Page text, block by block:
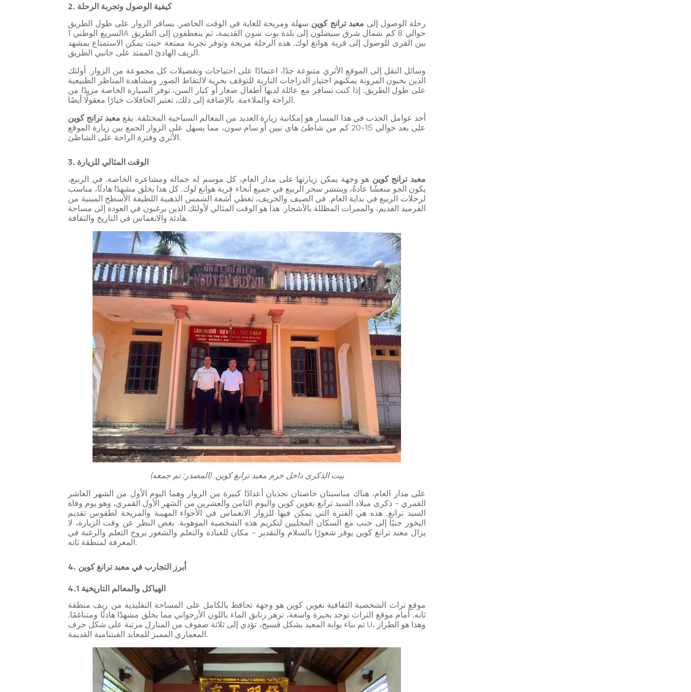
2. كيفية الوصول وتجربة الرحلة
رحلة الوصول إلى معبد ترانج كوين سهلة ومريحة للغاية في الوقت الحاضر. يسافر الزوار على طول الطريق
السريع الوطني 1A حوالي 8 كم شمال شرق سيصلون إلى بلدة بوت سون القديمة، ثم ينعطفون إلى الطريق
بين القرى للوصول إلى قرية هوانغ لوك. هذه الرحلة مريحة وتوفر تجربة ممتعة حيث يمكن الاستمتاع بمشهد
الريف الهادئ الممتد على جانبي الطريق.
وسائل النقل إلى الموقع الأثري متنوعة جدًا، اعتمادًا على احتياجات وتفضيلات كل مجموعة من الزوار. أولئك
الذين يحبون المرونة يمكنهم اختيار الدراجات النارية للتوقف بحرية لالتقاط الصور ومشاهدة المناظر الطبيعية
على طول الطريق. إذا كنت تسافر مع عائلة لديها أطفال صغار أو كبار السن، توفر السيارة الخاصة مزيدًا من
الراحة والملاءمة. بالإضافة إلى ذلك، تعتبر الحافلات خيارًا معقولًا أيضًا.
أحد عوامل الجذب في هذا المسار هو إمكانية زيارة العديد من المعالم السياحية المختلفة. يقع معبد ترانج كوين
على بعد حوالي 15-20 كم من شاطئ هاي تيين أو سام سون، مما يسهل على الزوار الجمع بين زيارة الموقع
الأثري وفترة الراحة على الشاطئ.
3. الوقت المثالي للزيارة
معبد ترانج كوين هو وجهة يمكن زيارتها على مدار العام، كل موسم له جماله ومشاعره الخاصة. في الربيع،
يكون الجو منعشًا عادةً، وينتشر سحر الربيع في جميع أنحاء قرية هوانغ لوك. كل هذا يخلق مشهدًا هادئًا، مناسب
لرحلات الربيع في بداية العام. في الصيف والخريف، تغطي أشعة الشمس الذهبية اللطيفة الأسطح المبنية من
القرميد القديم، والممرات المظللة بالأشجار. هذا هو الوقت المثالي لأولئك الذين يرغبون في العودة إلى مساحة
هادئة والانغماس في التاريخ والثقافة.
بيت الذكرى داخل حرم معبد ترانغ كوين. (المصدر: تم جمعه)
على مدار العام، هناك مناسبتان خاصتان تجذبان أعدادًا كبيرة من الزوار وهما اليوم الأول من الشهر العاشر
القمري - ذكرى ميلاد السيد ترانغ نغوين كوين واليوم الثامن والعشرين من الشهر الأول القمري، وهو يوم وفاة
السيد ترانغ. هذه هي الفترة التي يمكن فيها للزوار الانغماس في الأجواء المهيبة والمريحة لطقوس تقديم
البخور جنبًا إلى جنب مع السكان المحليين لتكريم هذه الشخصية الموهوبة. بغض النظر عن وقت الزيارة، لا
يزال معبد ترانغ كوين يوفر شعورًا بالسلام والتقدير - مكان للعبادة والتعلم والشعور بروح التعلم والرغبة في
المعرفة لمنطقة ثانه.
4. أبرز التجارب في معبد ترانغ كوين
4.1 الهياكل والمعالم التاريخية
موقع تراث الشخصية الثقافية نغوين كوين هو وجهة تحافظ بالكامل على المساحة التقليدية من ريف منطقة
ثانه. أمام موقع التراث توجد بحيرة واسعة، تزهر زنابق الماء باللون الأرجواني مما يخلق مشهدًا هادئًا ومتناغمًا.
تم بناء بوابة المعبد بشكل فسيح، تؤدي إلى ثلاثة صفوف من المنازل مرتبة على شكل حرف U، وهذا هو الطراز
المعماري المميز للمعابد الفيتنامية القديمة.